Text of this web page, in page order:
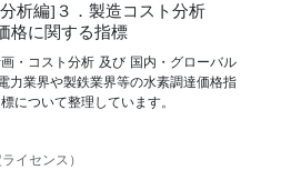
析編]３．製造コスト分析
格に関する指標
・コスト分析 及び 国内・グローバル
力業界や製鉄業界等の水素調達価格指
について整理しています。
イセンス）